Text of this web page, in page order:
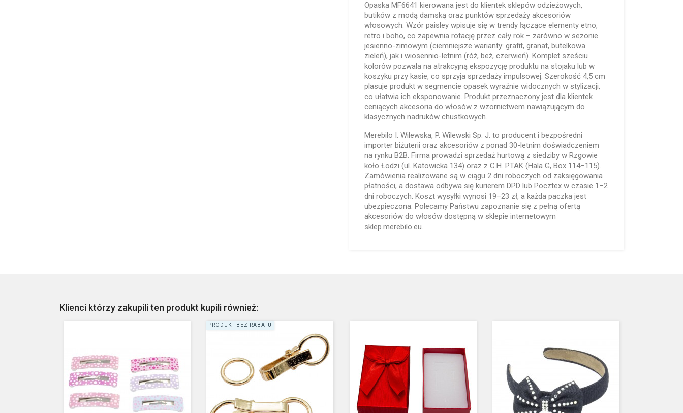
Opaska MF6641 kierowana jest do klientek sklepów odzieżowych,
butików z modą damską oraz punktów sprzedaży akcesoriów
włosowych. Wzór paisley wpisuje się w trendy łączące elementy etno,
retro i boho, co zapewnia rotację przez cały rok – zarówno w sezonie
jesienno-zimowym (ciemniejsze warianty: grafit, granat, butelkowa
zieleń), jak i wiosennio-letnim (róż, beż, czerwień). Komplet sześciu
kolorów pozwala na atrakcyjną ekspozycję produktu na stojaku lub w
koszyku przy kasie, co sprzyja sprzedaży impulsowej. Szerokość 4,5 cm
plasuje produkt w segmencie opasek wyraźnie widocznych w stylizacji,
co ułatwia ich eksponowanie. Produkt przeznaczony jest dla klientek
ceniących akcesoria do włosów z wzornictwem nawiązującym do
klasycznych nadruków chustkowych.
Merebilo I. Wilewska, P. Wilewski Sp. J. to producent i bezpośredni
importer biżuterii oraz akcesoriów z ponad 30-letnim doświadczeniem
na rynku B2B. Firma prowadzi sprzedaż hurtową z siedziby w Rzgowie
koło Łodzi (ul. Katowicka 134) oraz z C.H. PTAK (Hala G, Box 114–115).
Zamówienia realizowane są w ciągu 2 dni roboczych od zaksięgowania
płatności, a dostawa odbywa się kurierem DPD lub Pocztex w czasie 1–2
dni roboczych. Koszt wysyłki wynosi 19–23 zł, a każda paczka jest
ubezpieczona. Polecamy Państwu zapoznanie się z pełną ofertą
akcesoriów do włosów dostępną w sklepie internetowym
sklep.merebilo.eu.
Klienci którzy zakupili ten produkt kupili również:
PRODUKT BEZ RABATU